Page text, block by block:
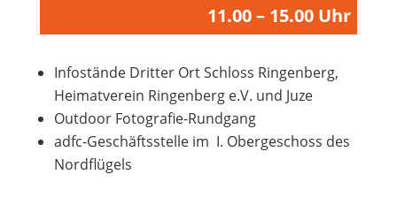
11.00 – 15.00 Uhr
Infostände Dritter Ort Schloss Ringenberg,
Heimatverein Ringenberg e.V. und Juze
Outdoor Fotografie-Rundgang
adfc-Geschäftsstelle im I. Obergeschoss des
Nordflügels